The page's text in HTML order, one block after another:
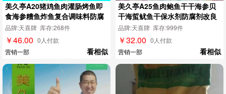
美久亭A20猪鸡鱼肉灌肠烤鱼即
食海参糟鱼炸鱼复合调味料防腐
剂
品牌:天喜牌 库存:268件
￥46.00 0人付款
营销一部
看相似
美久亭A25鱼肉鲍鱼干干海参贝
干海蜇鱿鱼干保水剂防腐剂改良
剂
品牌:天喜牌 库存:999件
￥32.00 0人付款
营销一部
看相似